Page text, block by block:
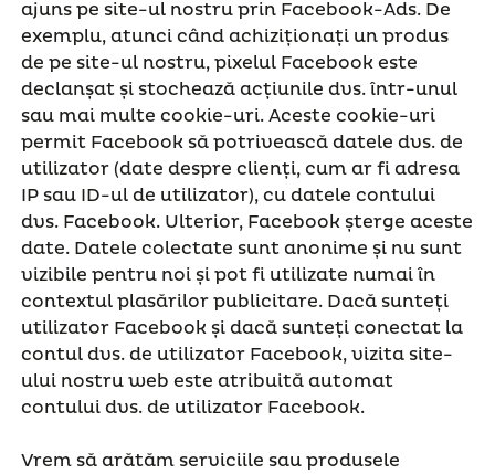
ajuns pe site-ul nostru prin Facebook-Ads. De
exemplu, atunci când achiziționați un produs
de pe site-ul nostru, pixelul Facebook este
declanșat și stochează acțiunile dvs. într-unul
sau mai multe cookie-uri. Aceste cookie-uri
permit Facebook să potrivească datele dvs. de
utilizator (date despre clienți, cum ar fi adresa
IP sau ID-ul de utilizator), cu datele contului
dvs. Facebook. Ulterior, Facebook șterge aceste
date. Datele colectate sunt anonime și nu sunt
vizibile pentru noi și pot fi utilizate numai în
contextul plasărilor publicitare. Dacă sunteți
utilizator Facebook și dacă sunteți conectat la
contul dvs. de utilizator Facebook, vizita site-
ului nostru web este atribuită automat
contului dvs. de utilizator Facebook.
Vrem să arătăm serviciile sau produsele